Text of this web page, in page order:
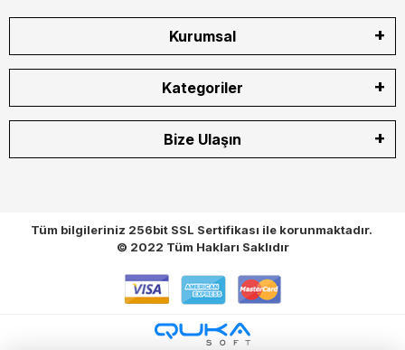
Kurumsal
Kategoriler
Bize Ulaşın
Tüm bilgileriniz 256bit SSL Sertifikası ile korunmaktadır.
© 2022 Tüm Hakları Saklıdır